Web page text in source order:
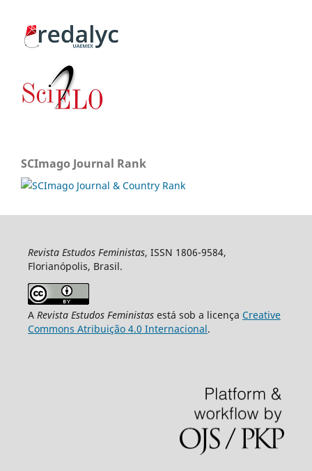
SCImago Journal Rank
Revista Estudos Feministas, ISSN 1806-9584,
Florianópolis, Brasil.
A Revista Estudos Feministasestá sob a licença Creative
Commons Atribuição 4.0 Internacional.